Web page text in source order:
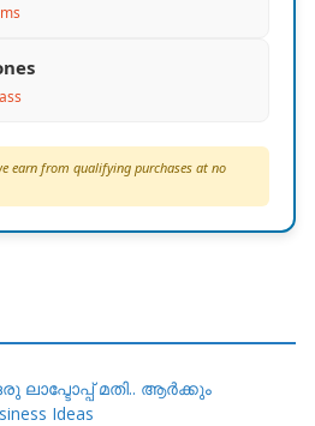
earn from qualifying purchases at no
ലാപ്ടോപ്പ് മതി.. ആർക്കും
Ideas